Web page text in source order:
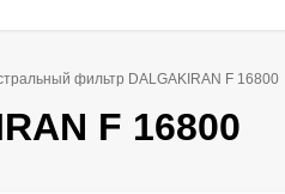
фильтр DALGAKIRAN F 16800
F 16800